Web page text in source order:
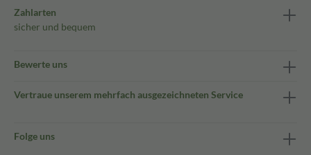
Zahlarten
sicher und bequem
Bewerte uns
Vertraue unserem mehrfach ausgezeichneten Service
Folge uns